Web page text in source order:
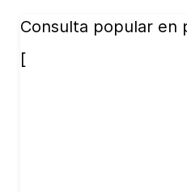
Consulta popular en
[